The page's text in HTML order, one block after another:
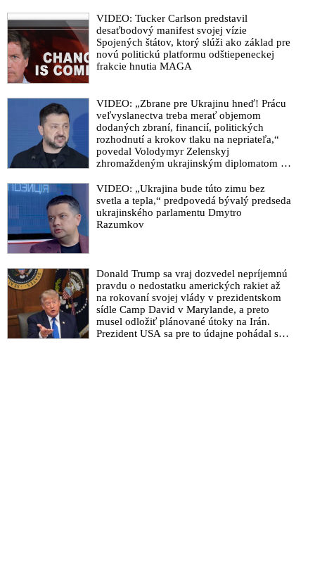
VIDEO: Tucker Carlson predstavil
desaťbodový manifest svojej vízie
Spojených štátov, ktorý slúži ako základ pre
novú politickú platformu odštiepeneckej
frakcie hnutia MAGA
VIDEO: „Zbrane pre Ukrajinu hneď! Prácu
veľvyslanectva treba merať objemom
dodaných zbraní, financií, politických
rozhodnutí a krokov tlaku na nepriateľa,“
povedal Volodymyr Zelenskyj
zhromaždeným ukrajinským diplomatom v
že USA Ukrajine nedodajú protiraketové
systémy Patriot
VIDEO: „Ukrajina bude túto zimu bez
svetla a tepla,“ predpovedá bývalý predseda
ukrajinského parlamentu Dmytro
Razumkov
Donald Trump sa vraj dozvedel nepríjemnú
pravdu o nedostatku amerických rakiet až
na rokovaní svojej vlády v prezidentskom
sídle Camp David v Marylande, a preto
musel odložiť plánované útoky na Irán.
Prezident USA sa pre to údajne pohádal so